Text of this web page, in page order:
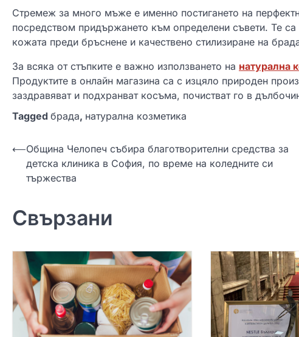
Стремеж за много мъже е именно постигането на
посредством придържането към определени съвети. Те
кожата преди бръснене и качествено стилизиране на
За всяка от стъпките е важно използването на натурална
Продуктите в онлайн магазина са с изцяло природен
заздравяват и подхранват косъма, почистват го в
Tagged брада, натурална козметика
Н
и
г
я
⟵Община Челопеч събира благотворителни средства за
детска клиника в София, по време на коледните си
тържества
Свързани